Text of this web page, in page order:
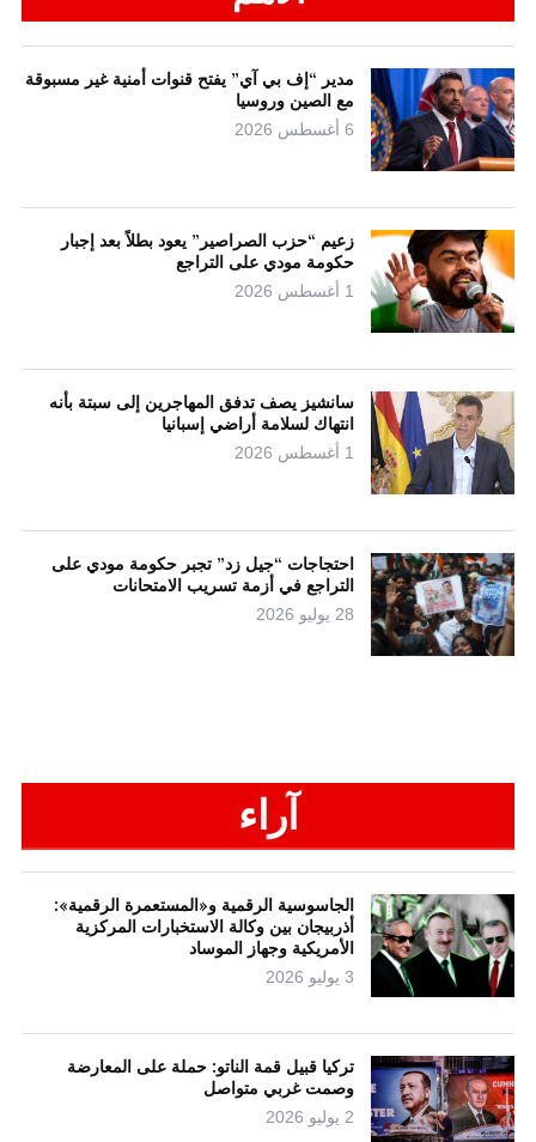
مدير “إف بي آي” يفتح قنوات أمنية غير مسبوقة
مع الصين وروسيا
6 أغسطس 2026
زعيم “حزب الصراصير” يعود بطلاً بعد إجبار
حكومة مودي على التراجع
1 أغسطس 2026
سانشيز يصف تدفق المهاجرين إلى سبتة بأنه
انتهاك لسلامة أراضي إسبانيا
1 أغسطس 2026
احتجاجات “جيل زد” تجبر حكومة مودي على
التراجع في أزمة تسريب الامتحانات
28 يوليو 2026
آراء
الجاسوسية الرقمية و«المستعمرة الرقمية»:
أذربيجان بين وكالة الاستخبارات المركزية
الأمريكية وجهاز الموساد
3 يوليو 2026
تركيا قبيل قمة الناتو: حملة على المعارضة
وصمت غربي متواصل
2 يوليو 2026